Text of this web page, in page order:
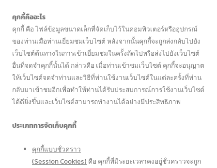
คุกกี้คืออะไร
คุกกี้ คือ ไฟล์ข้อมูลขนาดเล็กที่จัดเก็บไว้ในคอมพิวเตอร์หรืออุปกรณ์
ของท่านเมื่อท่านเยี่ยมชมเว็บไซต์ หลังจากนั้นคุกกี้จะถูกส่งกลับไปยัง
เว็บไซต์ต้นทางในการเข้าเยี่ยมชมในครั้งถัดไปหรือส่งไปยังเว็บไซต์
อื่นที่จดจำคุกกี้นั้นได้ กล่าวคือ เมื่อท่านเข้าชมเว็บไซต์ คุกกี้จะอนุญาต
ให้เว็บไซต์จดจำท่านและวิธีที่ท่านใช้งานเว็บไซต์ในแต่ละครั้งที่ท่าน
กลับมาเข้าชมอีกเพื่อทำให้ท่านได้รับประสบการณ์การใช้งานเว็บไซต์
ได้ดียิ่งขึ้นและเว็บไซต์สามารถทำงานได้อย่างมีประสิทธิภาพ
ประเภทการจัดเก็บคุกกี้
คุกกี้แบบชั่วคราว
(Session Cookies) คือ คุกกี้ที่มีระยะเวลาคงอยู่ชั่วคราวจะถูก